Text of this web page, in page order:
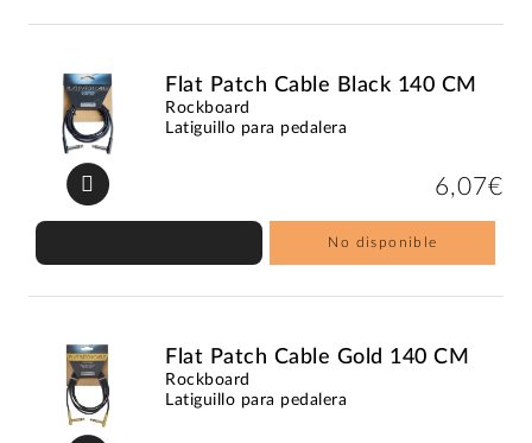
Flat Patch Cable Black 140 CM
Rockboard
Latiguillo para pedalera
6,07€
No disponible
Flat Patch Cable Gold 140 CM
Rockboard
Latiguillo para pedalera